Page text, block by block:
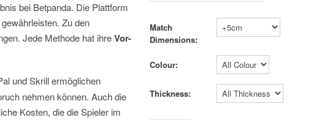
bei Betpanda. Die Plattform
Zu den
Jede Methode hat ihreVor-
und Skrill ermöglichen
nehmen können. Auch die
Kosten, die die Spieler im
Match
Dimensions:
Colour:
Thickness: